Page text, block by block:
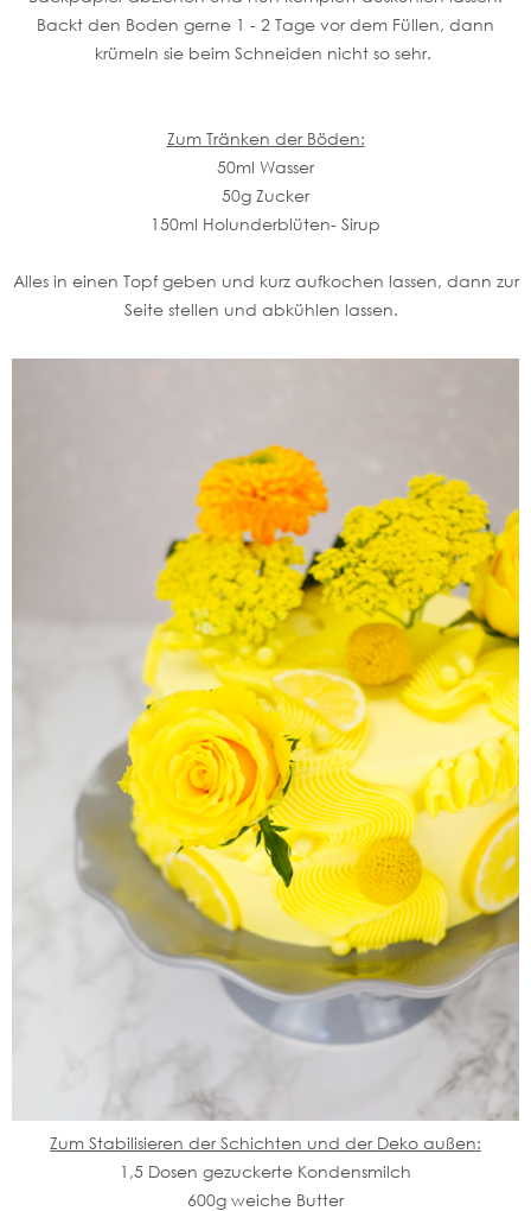
Backt den Boden gerne 1 - 2 Tage vor dem Füllen, dann
krümeln sie beim Schneiden nicht so sehr.
Zum Tränken der Böden:
50ml Wasser
50g Zucker
150ml Holunderblüten- Sirup
Alles in einen Topf geben und kurz aufkochen lassen, dann zur
Seite stellen und abkühlen lassen.
Zum Stabilisieren der Schichten und der Deko außen:
1,5 Dosen gezuckerte Kondensmilch
600g weiche Butter